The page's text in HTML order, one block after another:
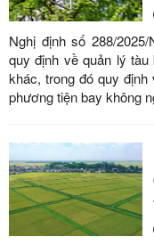
Nghị định số 288/
quy định về quản lý
khác, trong đó quy
phương tiện bay không